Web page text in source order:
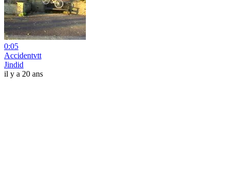
0:05
Accidentvtt
Jindid
il y a 20 ans